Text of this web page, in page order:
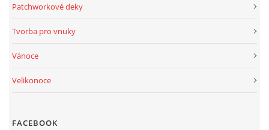
Patchworkové deky
Tvorba pro vnuky
Vánoce
Velikonoce
FACEBOOK